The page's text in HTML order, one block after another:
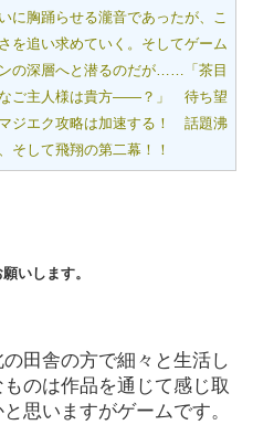
に胸踊らせる瀧音であったが、こ
を追い求めていく。そしてゲーム
の深層へと潜るのだが……「茶目
なご主人様は貴方――？」 待ち望
ジエク攻略は加速する！ 話題沸
そして飛翔の第二幕！！
いします。
田舎の方で細々と生活し
のは作品を通じて感じ取
思いますがゲームです。